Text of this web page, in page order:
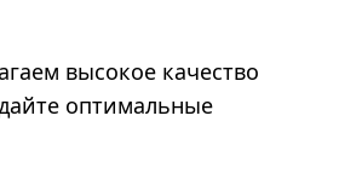
высокое качество
оптимальные